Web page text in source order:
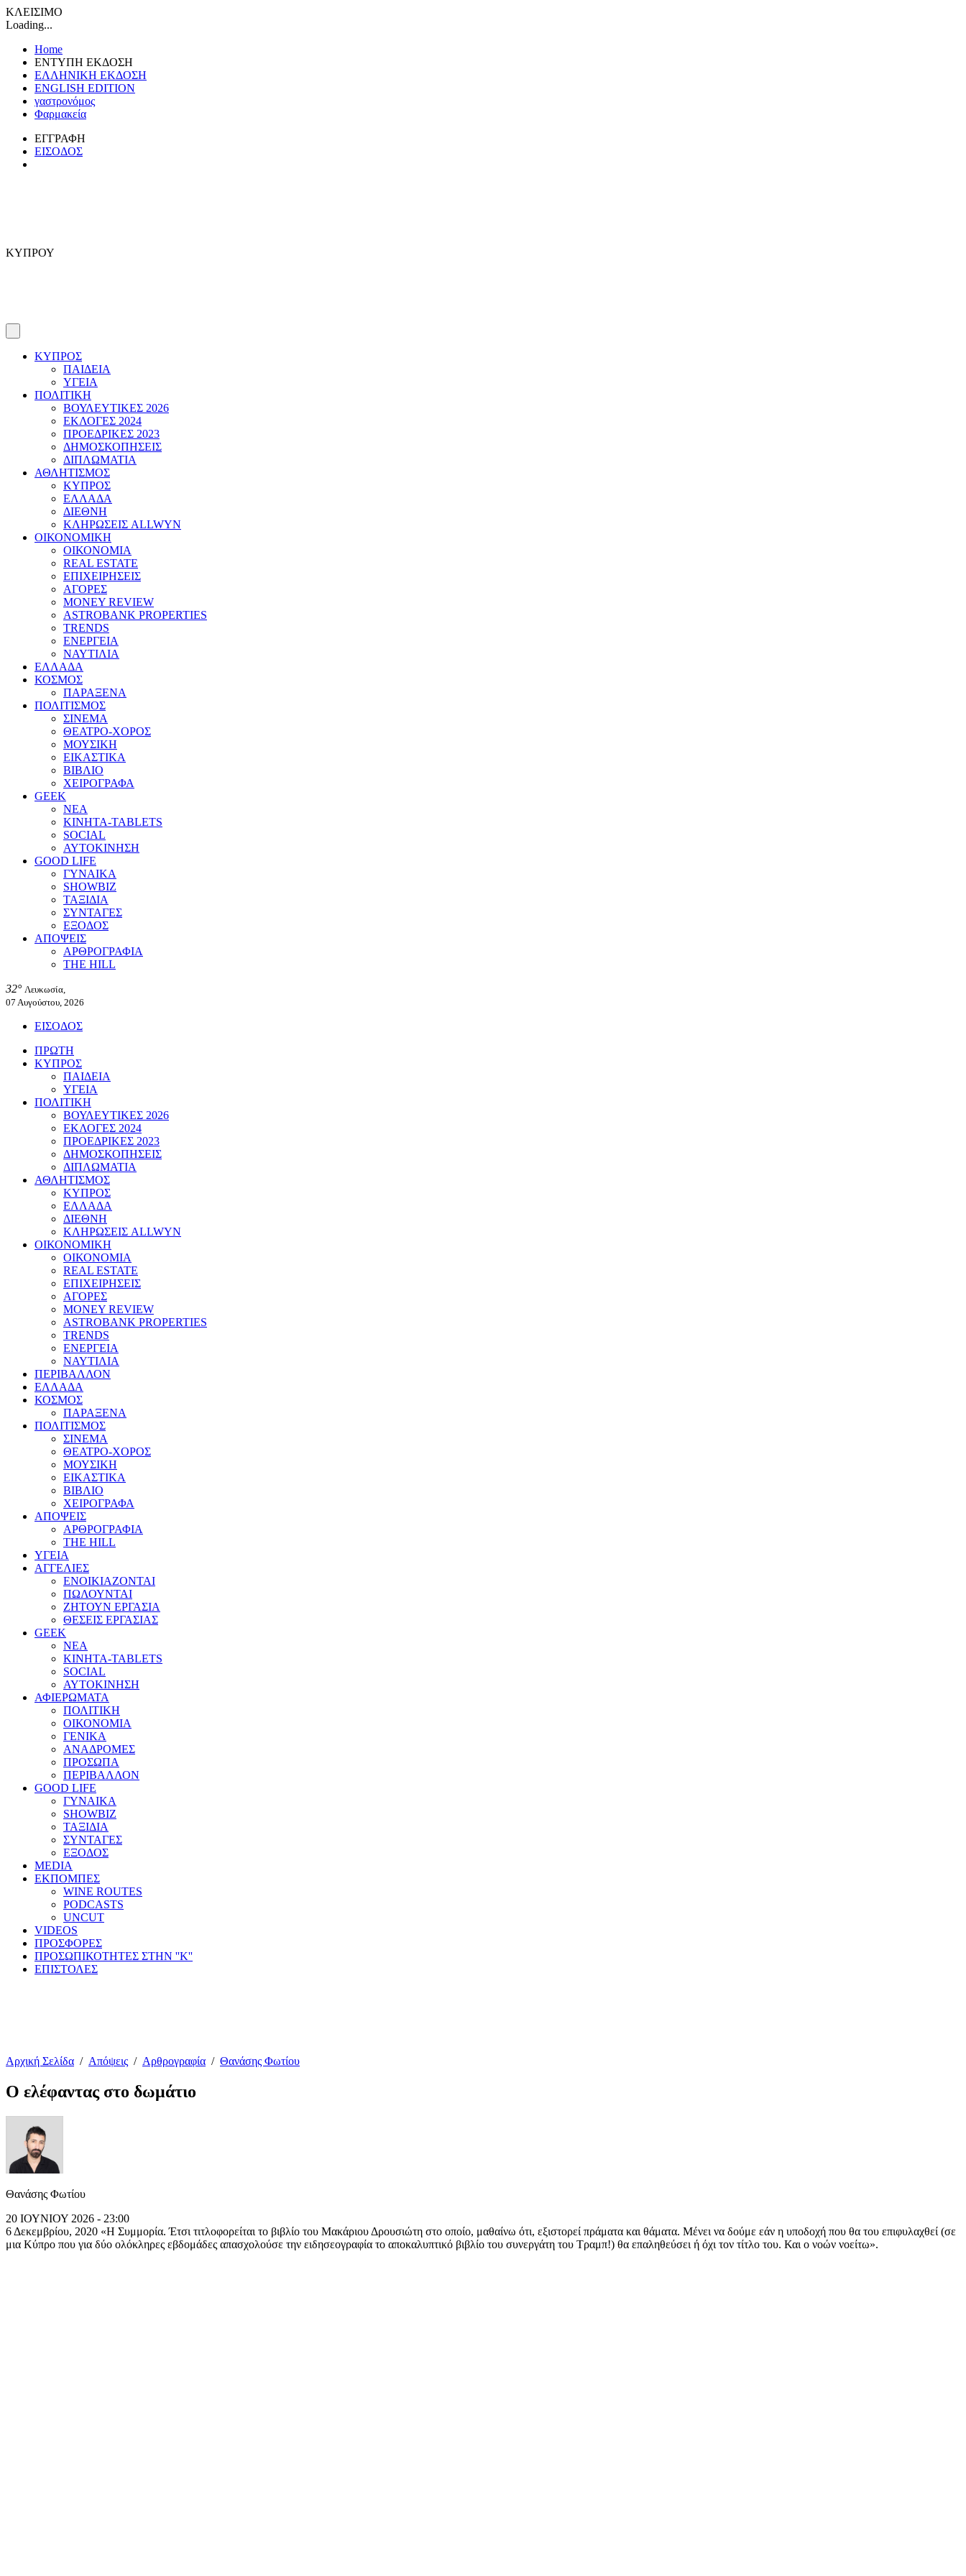
ΚΛΕΙΣΙΜΟ
Loading...
Home
ΕΝΤΥΠΗ ΕΚΔΟΣΗ
ΕΛΛΗΝΙΚΗ ΕΚΔΟΣΗ
ENGLISH EDITION
γαστρονόμος
Φαρμακεία
ΕΓΓΡΑΦΗ
ΕΙΣΟΔΟΣ
ΚΥΠΡΟΥ
ΚΥΠΡΟΣ
ΠΑΙΔΕΙΑ
ΥΓΕΙΑ
ΠΟΛΙΤΙΚΗ
ΒΟΥΛΕΥΤΙΚΕΣ 2026
ΕΚΛΟΓΕΣ 2024
ΠΡΟΕΔΡΙΚΕΣ 2023
ΔΗΜΟΣΚΟΠΗΣΕΙΣ
ΔΙΠΛΩΜΑΤΙΑ
ΑΘΛΗΤΙΣΜΟΣ
ΚΥΠΡΟΣ
ΕΛΛΑΔΑ
ΔΙΕΘΝΗ
ΚΛΗΡΩΣΕΙΣ ALLWYN
ΟΙΚΟΝΟΜΙΚΗ
ΟΙΚΟΝΟΜΙΑ
REAL ESTATE
ΕΠΙΧΕΙΡΗΣΕΙΣ
ΑΓΟΡΕΣ
MONEY REVIEW
ASTROBANK PROPERTIES
TRENDS
ΕΝΕΡΓΕΙΑ
ΝΑΥΤΙΛΙΑ
ΕΛΛΑΔΑ
ΚΟΣΜΟΣ
ΠΑΡΑΞΕΝΑ
ΠΟΛΙΤΙΣΜΟΣ
ΣΙΝΕΜΑ
ΘΕΑΤΡΟ-ΧΟΡΟΣ
ΜΟΥΣΙΚΗ
ΕΙΚΑΣΤΙΚΑ
ΒΙΒΛΙΟ
ΧΕΙΡΟΓΡΑΦΑ
GEEK
ΝΕΑ
ΚΙΝΗΤΑ-TABLETS
SOCIAL
ΑΥΤΟΚΙΝΗΣΗ
GOOD LIFE
ΓΥΝΑΙΚΑ
SHOWBIZ
ΤΑΞΙΔΙΑ
ΣΥΝΤΑΓΕΣ
ΕΞΟΔΟΣ
ΑΠΟΨΕΙΣ
ΑΡΘΡΟΓΡΑΦΙΑ
THE HILL
32° Λευκωσία,
07 Αυγούστου, 2026
ΕΙΣΟΔΟΣ
ΠΡΩΤΗ
ΚΥΠΡΟΣ
ΠΑΙΔΕΙΑ
ΥΓΕΙΑ
ΠΟΛΙΤΙΚΗ
ΒΟΥΛΕΥΤΙΚΕΣ 2026
ΕΚΛΟΓΕΣ 2024
ΠΡΟΕΔΡΙΚΕΣ 2023
ΔΗΜΟΣΚΟΠΗΣΕΙΣ
ΔΙΠΛΩΜΑΤΙΑ
ΑΘΛΗΤΙΣΜΟΣ
ΚΥΠΡΟΣ
ΕΛΛΑΔΑ
ΔΙΕΘΝΗ
ΚΛΗΡΩΣΕΙΣ ALLWYN
ΟΙΚΟΝΟΜΙΚΗ
ΟΙΚΟΝΟΜΙΑ
REAL ESTATE
ΕΠΙΧΕΙΡΗΣΕΙΣ
ΑΓΟΡΕΣ
MONEY REVIEW
ASTROBANK PROPERTIES
TRENDS
ΕΝΕΡΓΕΙΑ
ΝΑΥΤΙΛΙΑ
ΠΕΡΙΒΑΛΛΟΝ
ΕΛΛΑΔΑ
ΚΟΣΜΟΣ
ΠΑΡΑΞΕΝΑ
ΠΟΛΙΤΙΣΜΟΣ
ΣΙΝΕΜΑ
ΘΕΑΤΡΟ-ΧΟΡΟΣ
ΜΟΥΣΙΚΗ
ΕΙΚΑΣΤΙΚΑ
ΒΙΒΛΙΟ
ΧΕΙΡΟΓΡΑΦΑ
ΑΠΟΨΕΙΣ
ΑΡΘΡΟΓΡΑΦΙΑ
THE HILL
ΥΓΕΙΑ
ΑΓΓΕΛΙΕΣ
ΕΝΟΙΚΙΑΖΟΝΤΑΙ
ΠΩΛΟΥΝΤΑΙ
ΖΗΤΟΥΝ ΕΡΓΑΣΙΑ
ΘΕΣΕΙΣ ΕΡΓΑΣΙΑΣ
GEEK
ΝΕΑ
ΚΙΝΗΤΑ-TABLETS
SOCIAL
ΑΥΤΟΚΙΝΗΣΗ
ΑΦΙΕΡΩΜΑΤΑ
ΠΟΛΙΤΙΚΗ
ΟΙΚΟΝΟΜΙΑ
ΓΕΝΙΚΑ
ΑΝΑΔΡΟΜΕΣ
ΠΡΟΣΩΠΑ
ΠΕΡΙΒΑΛΛΟΝ
GOOD LIFE
ΓΥΝΑΙΚΑ
SHOWBIZ
ΤΑΞΙΔΙΑ
ΣΥΝΤΑΓΕΣ
ΕΞΟΔΟΣ
MEDIA
ΕΚΠΟΜΠΕΣ
WINE ROUTES
PODCASTS
UNCUT
VIDEOS
ΠΡΟΣΦΟΡΕΣ
ΠΡΟΣΩΠΙΚΟΤΗΤΕΣ ΣΤΗΝ ''Κ''
ΕΠΙΣΤΟΛΕΣ
Αρχική Σελίδα / Απόψεις / Αρθρογραφία / Θανάσης Φωτίου
Ο ελέφαντας στο δωμάτιο
Θανάσης Φωτίου
20 ΙΟΥΝΙΟΥ 2026 - 23:00
6 Δεκεμβρίου, 2020 «Η Συμμορία. Έτσι τιτλοφορείται το βιβλίο του Μακάριου Δρουσιώτη στο οποίο, μαθαίνω ότι, εξιστορεί πράματα και θάματα. Μένει να δούμε εάν η υποδοχή που θα του επιφυλαχθεί (σε
μια Κύπρο που για δύο ολόκληρες εβδομάδες απασχολούσε την ειδησεογραφία το αποκαλυπτικό βιβλίο του συνεργάτη του Τραμπ!) θα επαληθεύσει ή όχι τον τίτλο του. Και ο νοών νοείτω».